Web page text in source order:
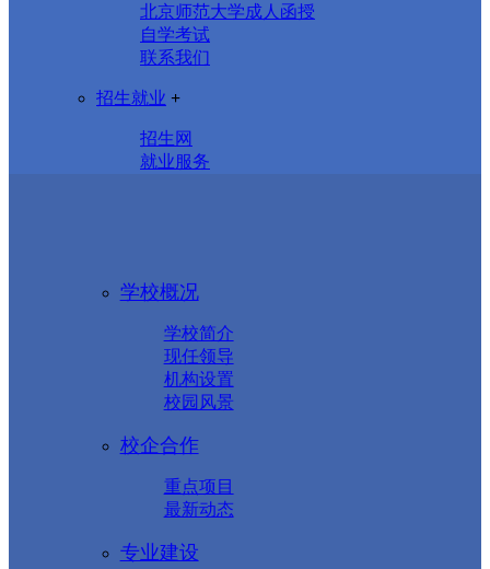
北京师范大学成人函授
自学考试
联系我们
招生就业 +
招生网
就业服务
学校概况
学校简介
现任领导
机构设置
校园风景
校企合作
重点项目
最新动态
专业建设